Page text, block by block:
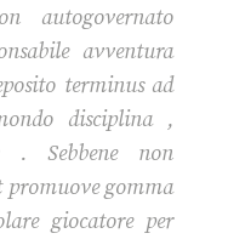
autogovernato
avventura
terminus ad
disciplina ,
. Sebbene non
promuove gomma
giocatore per